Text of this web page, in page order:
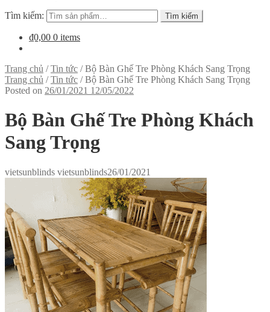
Tìm kiếm: Tìm kiếm
₫0,00 0 items
Trang chủ /Tin tức /Bộ Bàn Ghế Tre Phòng Khách Sang Trọng
Trang chủ /Tin tức /Bộ Bàn Ghế Tre Phòng Khách Sang Trọng
Posted on 26/01/2021 12/05/2022
Bộ Bàn Ghế Tre Phòng Khách
Sang Trọng
vietsunblinds vietsunblinds26/01/2021